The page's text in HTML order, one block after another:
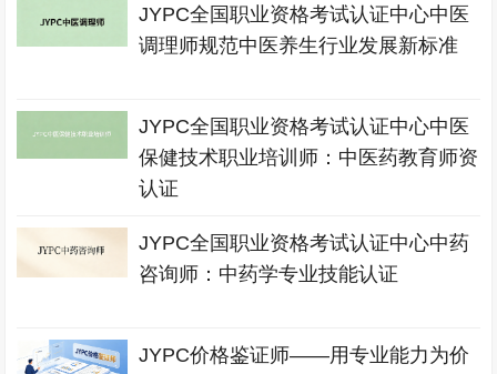
JYPC全国职业资格考试认证中心中医
调理师规范中医养生行业发展新标准
JYPC全国职业资格考试认证中心中医
保健技术职业培训师：中医药教育师资
认证
JYPC全国职业资格考试认证中心中药
咨询师：中药学专业技能认证
JYPC价格鉴证师——用专业能力为价